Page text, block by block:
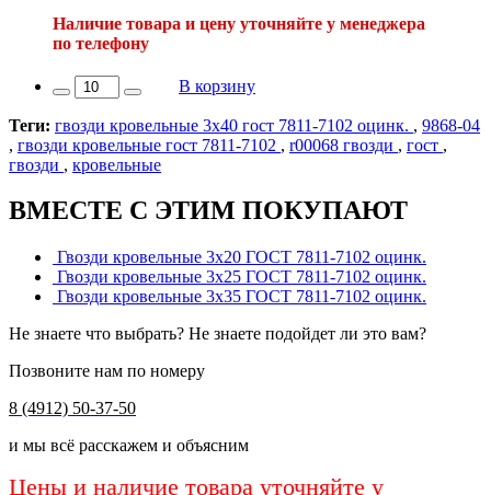
Наличие товара и цену уточняйте у менеджера
по телефону
В корзину
Теги: гвозди кровельные 3х40 гост 7811-7102 оцинк. , 9868-04
, гвозди кровельные гост 7811-7102 , r00068 гвозди , гост ,
гвозди , кровельные
ВМЕСТЕ С ЭТИМ ПОКУПАЮТ
Гвозди кровельные 3х20 ГОСТ 7811-7102 оцинк.
Гвозди кровельные 3х25 ГОСТ 7811-7102 оцинк.
Гвозди кровельные 3х35 ГОСТ 7811-7102 оцинк.
Не знаете что выбрать? Не знаете подойдет ли это вам?
Позвоните нам по номеру
8 (4912) 50-37-50
и мы всё расскажем и объясним
Цены и наличие товара уточняйте у